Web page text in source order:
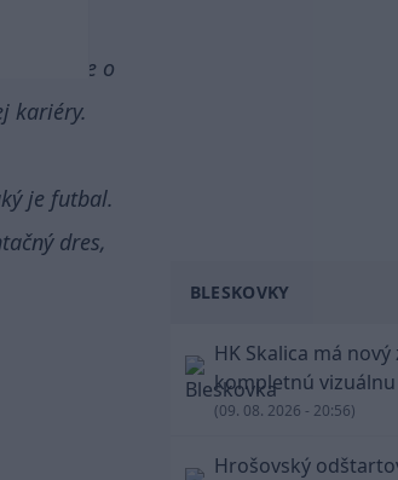
plnej
ide o
kariéry.
je futbal.
dres,
BLESKOVKY
HK Skalica má nový
kompletnú vizuálnu
(09. 08. 2026 - 20:56)
Hrošovský